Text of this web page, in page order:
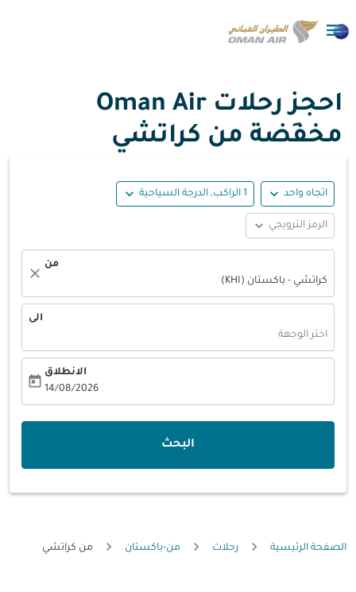

احجز رحلات Oman Air
مخفَضة من كراتشي
اتجاه واحد expand_more 1 الراكب, الدرجة السياحية expand_more
الرمز الترويجي expand_more
من
كراتشي - باكستان (KHI)
close
الى
اختر الوجهة
الانطلاق
14/08/2026
today
البحث
الصفحة الرئيسية رحلات من-باكستان من كراتشي